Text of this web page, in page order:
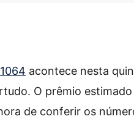
acontece nesta
O prêmio
de conferir os